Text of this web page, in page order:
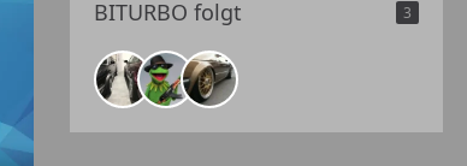
BITURBO folgt 3